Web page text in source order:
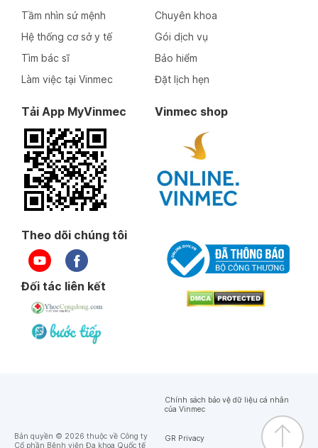
Tầm nhìn sứ mệnh
Hệ thống cơ sở y tế
Tìm bác sĩ
Làm việc tại Vinmec
Chuyên khoa
Gói dịch vụ
Bảo hiểm
Đặt lịch hẹn
Tải App MyVinmec Vinmec shop
Theo dõi chúng tôi
Đối tác liên kết
Bản quyền © 2026 thuộc về Công ty
Cổ phần Bệnh viện Đa khoa Quốc tế
Chính sách bảo vệ dữ liệu cá nhân
của Vinmec
GR Privacy